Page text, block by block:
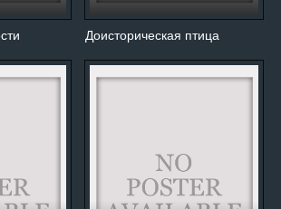
Доисторическая птица